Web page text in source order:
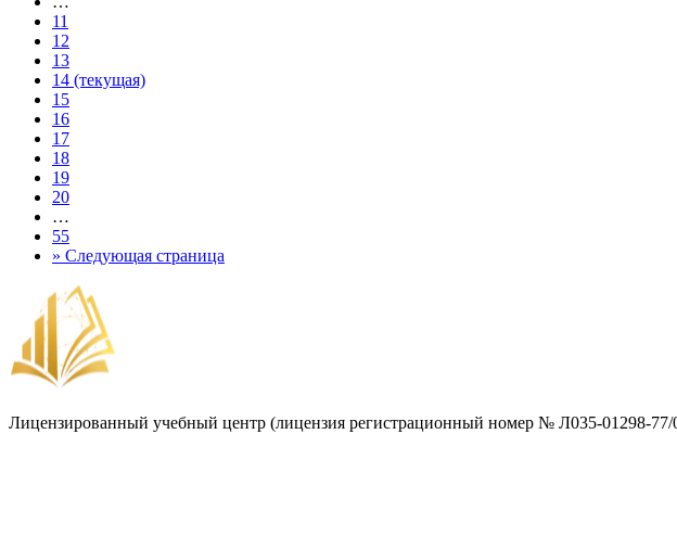
11
12
13
14 (текущая)
15
16
17
18
19
20
…
55
» Следующая страница
Лицензированный учебный центр (лицензия регистрационный номер № Л035-01298-